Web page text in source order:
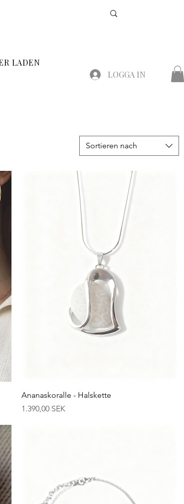
LADEN
LOGGA IN
Sortieren nach
Schnellansicht
Ananaskoralle - Halskette
Preis
1.390,00 SEK